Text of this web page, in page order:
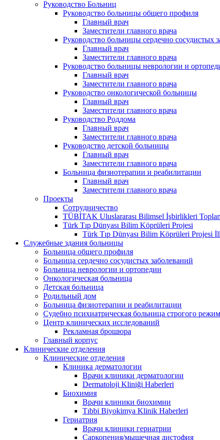
Руководство Больниц
Руководство больницы общего профиля
Главный врач
Заместители главного врача
Руководство больницы сердечно сосудистых
Главный врач
Заместители главного врача
Руководство больницы неврологии и
Главный врач
Заместители главного врача
Руководство онкологической больницы
Главный врач
Заместители главного врача
Руководство Роддома
Главный врач
Заместители главного врача
Руководство детской больницы
Главный врач
Заместители главного врача
Больница физиотерапии и реабилитации
Главный врач
Заместители главного врача
Проекты
Сотрудничество
TÜBİTAK Uluslararası Bilimsel İşbirlikleri
Türk Tıp Dünyası Bilim Köprüleri Projesi
Türk Tıp Dünyası Bilim Köprüleri Projesi
Служебные здания больницы
Больница общего профиля
Больница сердечно сосудистых заболеваний
Больница неврологии и ортопедии
Онкологическая больница
Детская больница
Родильный дом
Больница физиотерапии и реабилитации
Судебно психиатрическая больница строгого
Центр клинических исследований
Рекламная брошюра
Главный корпус
Клинические отделения
Клинические отделения
Клиника дерматологии
Врачи клиники дерматологии
Dermatoloji Kliniği Haberleri
Биохимия
Врачи клиники биохимии
Tıbbi Biyokimya Klinik Haberleri
Гериатрия
Врачи клиники гериатрии
Саркопения/мышечная дистофия